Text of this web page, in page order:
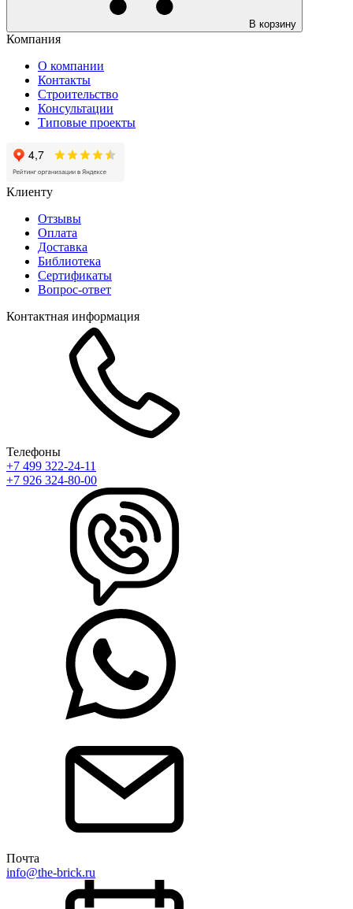
В корзину
Компания
О компании
Контакты
Строительство
Консультации
Типовые проекты
Клиенту
Отзывы
Оплата
Доставка
Библиотека
Сертификаты
Вопрос-ответ
Контактная информация
Телефоны
+7 499 322-24-11
+7 926 324-80-00
Почта
info@the-brick.ru